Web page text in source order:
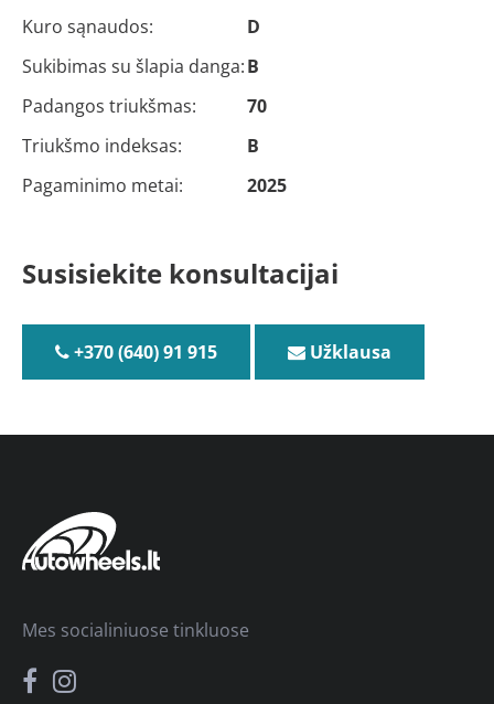
Kuro sąnaudos:
D
Sukibimas su šlapia danga:B
Padangos triukšmas:
70
Triukšmo indeksas:
B
Pagaminimo metai:
2025
Susisiekite konsultacijai
+370 (640) 91 915 Užklausa
Mes socialiniuose tinkluose